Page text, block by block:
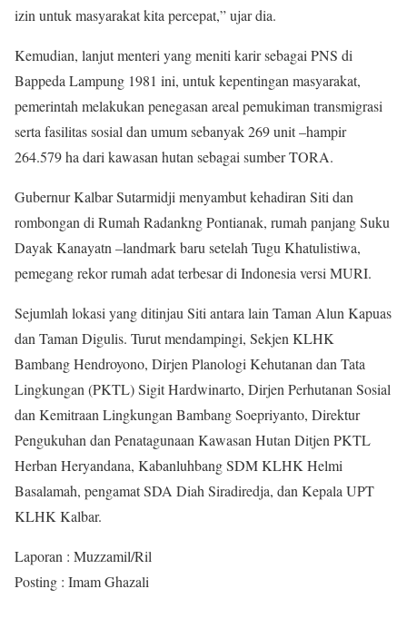
izin untuk masyarakat kita percepat,” ujar dia.
Kemudian, lanjut menteri yang meniti karir sebagai PNS di
Bappeda Lampung 1981 ini, untuk kepentingan masyarakat,
pemerintah melakukan penegasan areal pemukiman transmigrasi
serta fasilitas sosial dan umum sebanyak 269 unit –hampir
264.579 ha dari kawasan hutan sebagai sumber TORA.
Gubernur Kalbar Sutarmidji menyambut kehadiran Siti dan
rombongan di Rumah Radankng Pontianak, rumah panjang Suku
Dayak Kanayatn –landmark baru setelah Tugu Khatulistiwa,
pemegang rekor rumah adat terbesar di Indonesia versi MURI.
Sejumlah lokasi yang ditinjau Siti antara lain Taman Alun Kapuas
dan Taman Digulis. Turut mendampingi, Sekjen KLHK
Bambang Hendroyono, Dirjen Planologi Kehutanan dan Tata
Lingkungan (PKTL) Sigit Hardwinarto, Dirjen Perhutanan Sosial
dan Kemitraan Lingkungan Bambang Soepriyanto, Direktur
Pengukuhan dan Penatagunaan Kawasan Hutan Ditjen PKTL
Herban Heryandana, Kabanluhbang SDM KLHK Helmi
Basalamah, pengamat SDA Diah Siradiredja, dan Kepala UPT
KLHK Kalbar.
Laporan : Muzzamil/Ril
Posting : Imam Ghazali